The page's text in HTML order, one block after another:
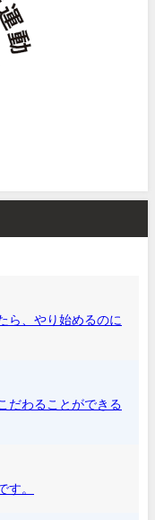
ら、やり始めるのに
だわることができる
す。